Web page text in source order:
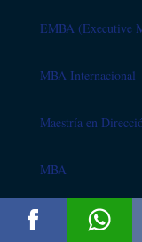
EMBA (Executive
MBA Internacional
Maestría en
MBA
Maestría en